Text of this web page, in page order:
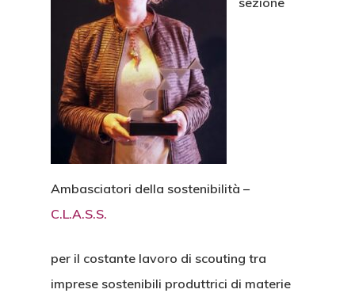
Ambasciatori della sostenibilità –
C.L.A.S.S.
per il costante lavoro di scouting tra
imprese sostenibili produttrici di materie
Associazione